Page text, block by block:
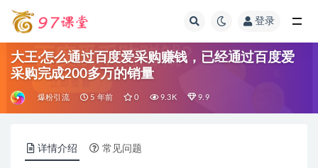
登录
大王·怎么通过百度爱采购赚钱，已经通过百度爱
采购完成200多万的销量
爆粉引流 5 年前 0 9.3K 9.9
详情介绍 常见问题